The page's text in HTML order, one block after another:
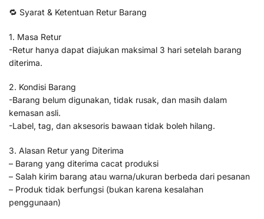
🔁 Syarat & Ketentuan Retur Barang
1. Masa Retur
-Retur hanya dapat diajukan maksimal 3 hari setelah barang
diterima.
2. Kondisi Barang
-Barang belum digunakan, tidak rusak, dan masih dalam
kemasan asli.
-Label, tag, dan aksesoris bawaan tidak boleh hilang.
3. Alasan Retur yang Diterima
– Barang yang diterima cacat produksi
– Salah kirim barang atau warna/ukuran berbeda dari pesanan
– Produk tidak berfungsi (bukan karena kesalahan
penggunaan)